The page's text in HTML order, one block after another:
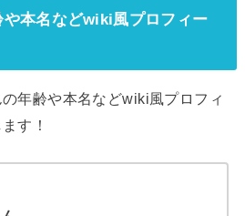
や本名などwiki風プロフィー
年齢や本名などwiki風プロフィ
す！